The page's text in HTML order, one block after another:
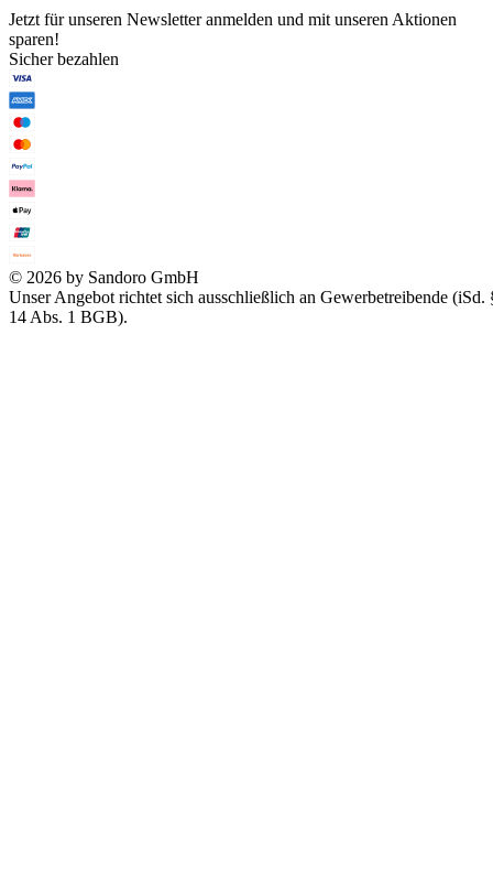
Jetzt für unseren Newsletter anmelden und mit unseren Aktionen
sparen!
Sicher bezahlen
© 2026 by Sandoro GmbH
Unser Angebot richtet sich ausschließlich an Gewerbetreibende (iSd.
14 Abs. 1 BGB).